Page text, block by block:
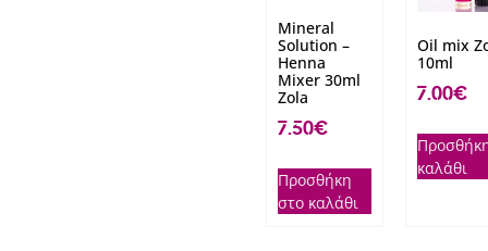
Mineral
Solution –
Henna
Mixer 30ml
Zola
7.50€
Προσθήκη
στο καλάθι
Oil mix
10ml
7.00€
καλάθι